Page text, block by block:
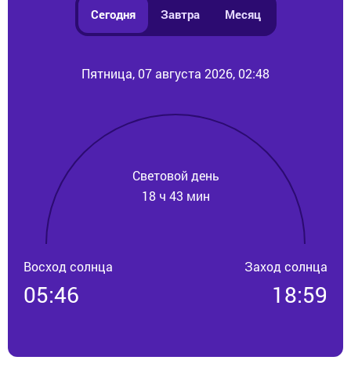
Сегодня Завтра Месяц
Пятница, 07 августа 2026, 02:48
Световой день
18 ч 43 мин
Восход солнца
05:46
Заход солнца
18:59